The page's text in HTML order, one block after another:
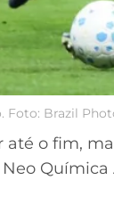
Foto: Brazil
até o fim,